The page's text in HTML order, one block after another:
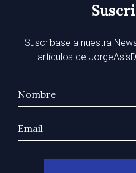
Suscríbase a nuestra
artículos de